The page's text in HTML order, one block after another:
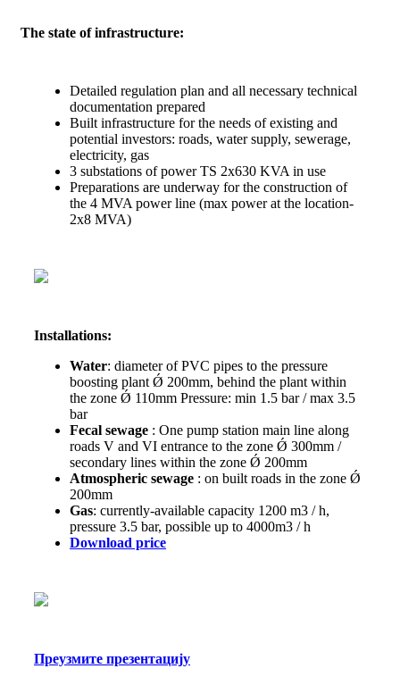
The state of infrastructure:
Detailed regulation plan and all necessary technical
documentation prepared
Built infrastructure for the needs of existing and
potential investors: roads, water supply, sewerage,
electricity, gas
3 substations of power TS 2x630 KVA in use
Preparations are underway for the construction of
the 4 MVA power line (max power at the location-
2x8 MVA)
Installations:
Water: diameter of PVC pipes to the pressure
boosting plant Ǿ 200mm, behind the plant within
the zone Ǿ 110mm Pressure: min 1.5 bar / max 3.5
bar
Fecal sewage : One pump station main line along
roads V and VI entrance to the zone Ǿ 300mm /
secondary lines within the zone Ǿ 200mm
Atmospheric sewage : on built roads in the zone Ǿ
200mm
Gas: currently-available capacity 1200 m3 / h,
pressure 3.5 bar, possible up to 4000m3 / h
Download price
Преузмите презентацију